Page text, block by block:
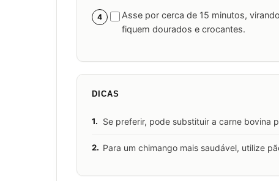
4
Asse por cerca de 15 minutos,
fiquem dourados e crocantes.
DICAS
1. Se preferir, pode substituir a carne bovina
2. Para um chimango mais saudável, utilize